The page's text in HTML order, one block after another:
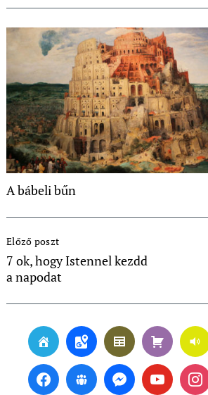
A bábeli bűn
Navigation
Előző poszt
7 ok, hogy Istennel kezdd
a napodat